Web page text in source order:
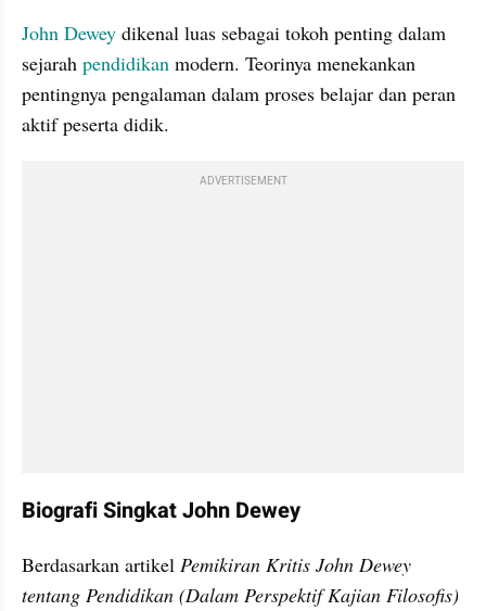
John Dewey dikenal luas sebagai tokoh penting dalam
sejarah pendidikan modern. Teorinya menekankan
pentingnya pengalaman dalam proses belajar dan peran
aktif peserta didik.
ADVERTISEMENT
Biografi Singkat John Dewey
Berdasarkan artikel Pemikiran Kritis John Dewey
tentang Pendidikan (Dalam Perspektif Kajian Filosofis)